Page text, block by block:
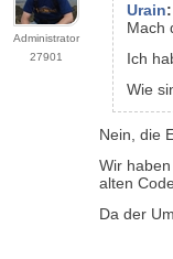
Administrator
27901
Urain:
Mach
Ich
Wie
Nein, die
Wir
alten
Da der